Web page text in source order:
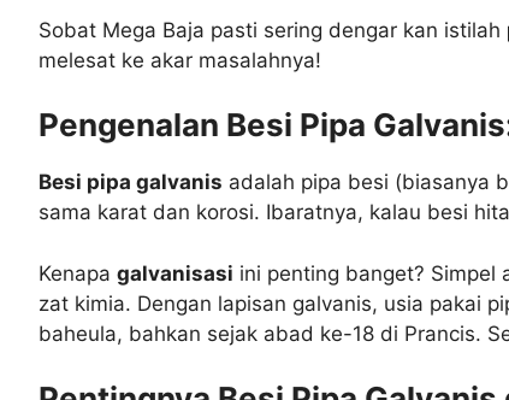
Sobat Mega Baja pasti sering dengar kan istilah
melesat ke akar masalahnya!
Pengenalan Besi Pipa
Besi pipa galvanis adalah pipa besi (biasanya
sama karat dan korosi. Ibaratnya, kalau besi
Kenapa galvanisasi ini penting banget? Simpel
zat kimia. Dengan lapisan galvanis, usia pakai
baheula, bahkan sejak abad ke-18 di Prancis.